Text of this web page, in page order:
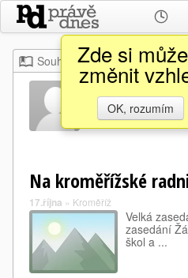
Zde si
změnit
OK, rozumím
Souhrn Moje Z
Na kroměřížské
17.října » Kroměříž
Velká
zasedání
škol a ...